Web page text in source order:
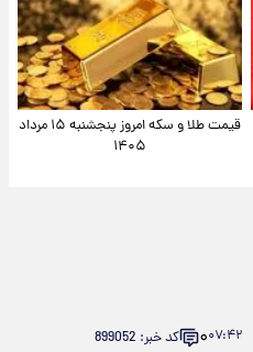
قیمت طلا و سکه امروز پنجشنبه ۱۵ مرداد
۱۴۰۵
۰۷:۴۲۰ کد خبر: 899052